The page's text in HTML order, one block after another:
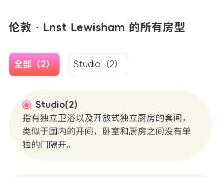
伦敦 · Lnst Lewisham 的所有房型
全部（2） Studio（2）
Studio(2)
指有独立卫浴以及开放式独立厨房的套间，
类似于国内的开间，卧室和厨房之间没有单
独的门隔开。